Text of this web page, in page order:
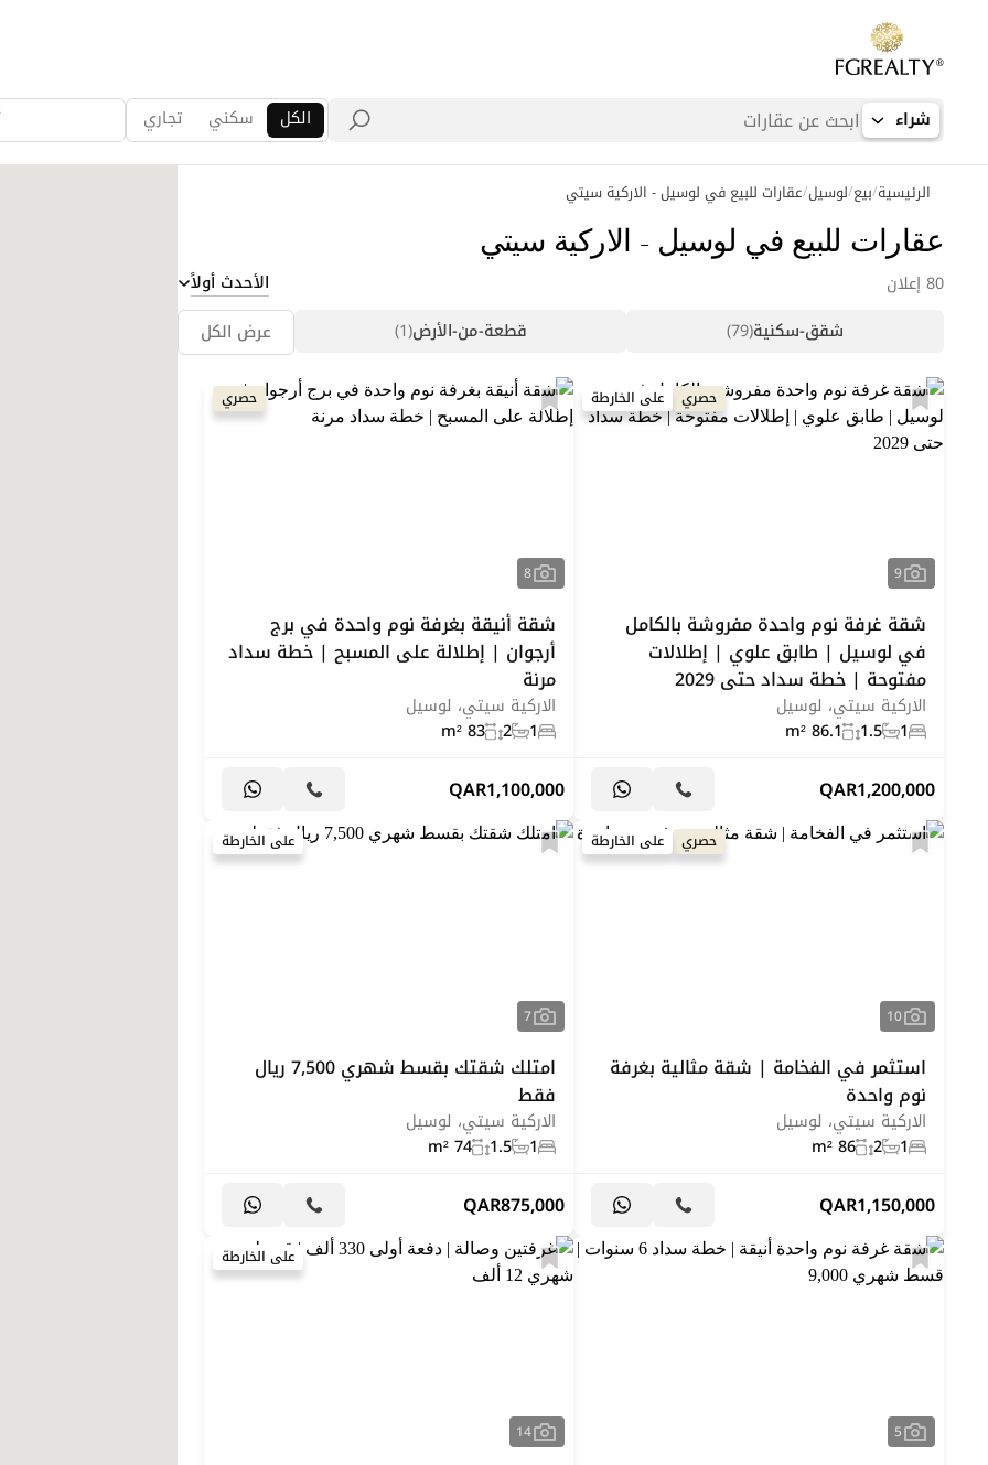
شراء
عمليات بحث شائعة
شقق في اللؤلؤة
الكل سكني تجاري
الرئيسية/بيع/لوسيل/عقارات للبيع في لوسيل - الاركية سيتي
عقارات للبيع في لوسيل - الاركية سيتي
80 إعلان
الأحدث أولاً
شقق-سكنية(79) قطعة-من-الأرض(1) عرض الكل
حصري على الخارطة
9
شقة غرفة نوم واحدة مفروشة بالكامل
في لوسيل | طابق علوي | إطلالات
مفتوحة | خطة سداد حتى 2029
الاركية سيتي، لوسيل
1
1.5
86.1 m²
1,200,000
QAR
حصري
8
شقة أنيقة بغرفة نوم واحدة في برج
أرجوان | إطلالة على المسبح | خطة سداد
مرنة
الاركية سيتي، لوسيل
1
2
83 m²
1,100,000
QAR
حصري على الخارطة
10
استثمر في الفخامة | شقة مثالية بغرفة
نوم واحدة
الاركية سيتي، لوسيل
1
2
86 m²
1,150,000
QAR
على الخارطة
7
امتلك شقتك بقسط شهري 7,500 ريال
فقط
الاركية سيتي، لوسيل
1
1.5
74 m²
875,000
QAR
5
على الخارطة
14